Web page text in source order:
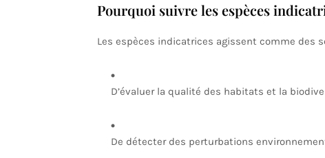
Pourquoi suivre les espèces
Les espèces indicatrices agissent comme des
D’évaluer la qualité des habitats et la
De détecter des perturbations